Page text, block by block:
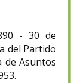
- 30 de
del Partido
de Asuntos